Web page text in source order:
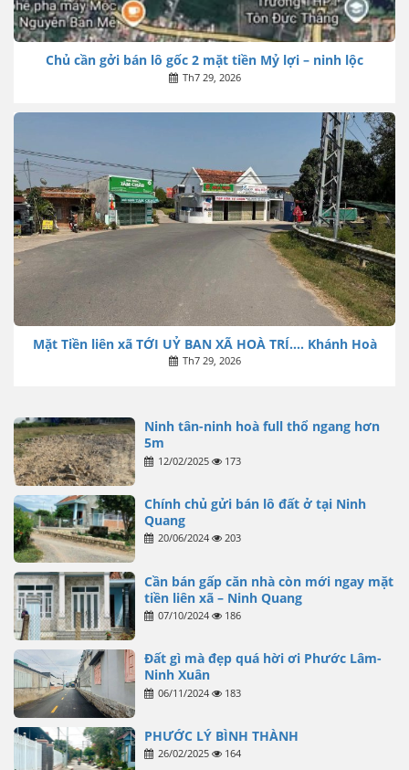
Chủ cần gởi bán lô gốc 2 mặt tiền Mỷ lợi – ninh lộc
Th7 29, 2026
Mặt Tiền liên xã TỚI UỶ BAN XÃ HOÀ TRÍ…. Khánh Hoà
Th7 29, 2026
Ninh tân-ninh hoà full thổ ngang hơn
5m
12/02/2025 173
Chính chủ gửi bán lô đất ở tại Ninh
Quang
20/06/2024 203
Cần bán gấp căn nhà còn mới ngay mặt
tiền liên xã – Ninh Quang
07/10/2024 186
Đất gì mà đẹp quá hời ơi Phước Lâm-
Ninh Xuân
06/11/2024 183
PHƯỚC LÝ BÌNH THÀNH
26/02/2025 164